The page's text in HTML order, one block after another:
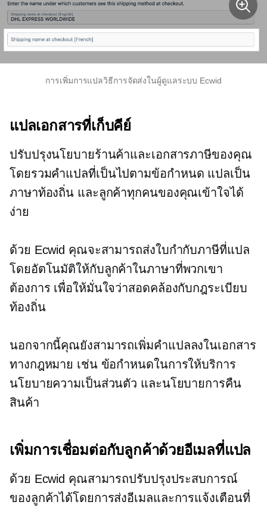
การเพิ่มการแปลวิธีการจัดส่งในผู้ดูแลระบบ Ecwid
แปลเอกสารที่เก็บคีย์
ปรับปรุงนโยบายร้านค้าและเอกสารภาษีของคุณ
โดยรวมคำแปลที่เป็นไปตามข้อกำหนด แปลเป็น
ภาษาท้องถิ่น และลูกค้าทุกคนของคุณเข้าใจได้
ง่าย
ด้วย Ecwid คุณจะสามารถส่งใบกำกับภาษีที่แปล
โดยอัตโนมัติให้กับลูกค้าในภาษาที่พวกเขา
ต้องการ เพื่อให้มั่นใจว่าสอดคล้องกับกฎระเบียบ
ท้องถิ่น
นอกจากนี้คุณยังสามารถเพิ่มคำแปลลงในเอกสาร
ทางกฎหมาย เช่น ข้อกำหนดในการให้บริการ
นโยบายความเป็นส่วนตัว และนโยบายการคืน
สินค้า
เพิ่มการเชื่อมต่อกับลูกค้าด้วยอีเมลที่แปล
ด้วย Ecwid คุณสามารถปรับปรุงประสบการณ์
ของลูกค้าได้โดยการส่งอีเมลและการแจ้งเตือนที่